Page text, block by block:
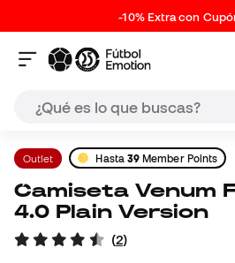
-10% Extra con
Outlet Hasta 39 Member Points
Camiseta Venum Fight Week
4.0 Plain Version
(2)